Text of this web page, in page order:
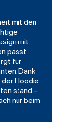
mit den
mit
passt
für
Dank
Hoodie
stand –
nur beim